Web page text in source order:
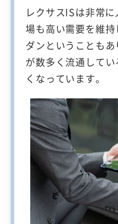
レクサスISは非常
場も高い需要を維
ダンということも
が数多く流通して
くなっています。